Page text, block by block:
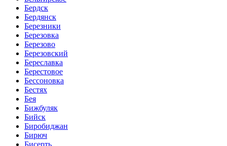
Бердск
Бердянск
Березники
Березовка
Березово
Березовский
Береславка
Берестовое
Бессоновка
Бестях
Бея
Бижбуляк
Бийск
Биробиджан
Бирюч
Бисерть